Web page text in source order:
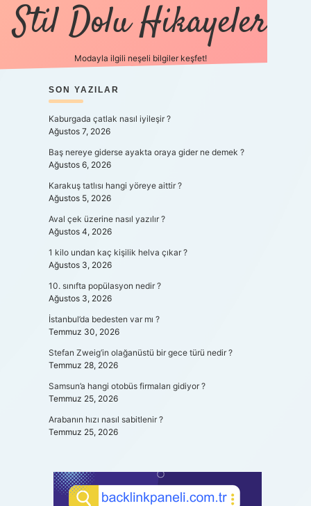
Stil Dolu Hikayeler
Modayla ilgili neşeli bilgiler keşfet!
SIDEBAR
SON YAZILAR
Kaburgada çatlak nasıl iyileşir ?
Ağustos 7, 2026
Baş nereye giderse ayakta oraya gider ne demek ?
Ağustos 6, 2026
Karakuş tatlısı hangi yöreye aittir ?
Ağustos 5, 2026
Aval çek üzerine nasıl yazılır ?
Ağustos 4, 2026
1 kilo undan kaç kişilik helva çıkar ?
Ağustos 3, 2026
10. sınıfta popülasyon nedir ?
Ağustos 3, 2026
İstanbul’da bedesten var mı ?
Temmuz 30, 2026
Stefan Zweig’in olağanüstü bir gece türü nedir ?
Temmuz 28, 2026
Samsun’a hangi otobüs firmaları gidiyor ?
Temmuz 25, 2026
Arabanın hızı nasıl sabitlenir ?
Temmuz 25, 2026